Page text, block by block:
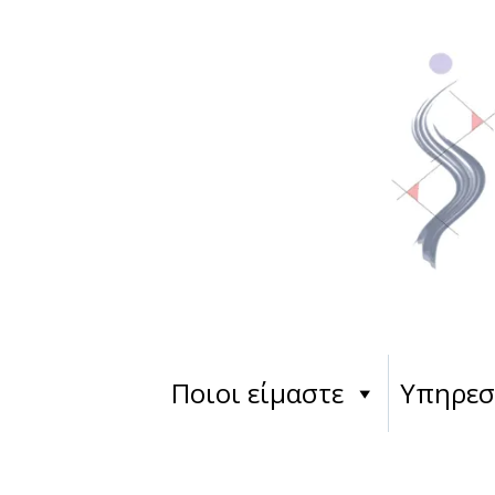
Ποιοι είμαστε